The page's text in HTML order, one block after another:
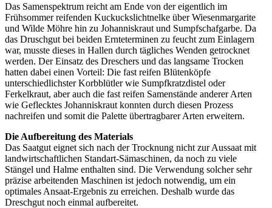
Das Samenspektrum reicht am Ende von der eigentlich im
Frühsommer reifenden Kuckuckslichtnelke über Wiesenmargarite
und Wilde Möhre hin zu Johanniskraut und Sumpfschafgarbe. Da
das Druschgut bei beiden Ernteterminen zu feucht zum Einlagern
war, musste dieses in Hallen durch tägliches Wenden getrocknet
werden. Der Einsatz des Dreschers und das langsame Trocken
hatten dabei einen Vorteil: Die fast reifen Blütenköpfe
unterschiedlichster Korbblütler wie Sumpfkratzdistel oder
Ferkelkraut, aber auch die fast reifen Samenstände anderer Arten
wie Geflecktes Johanniskraut konnten durch diesen Prozess
nachreifen und somit die Palette übertragbarer Arten erweitern.
Die Aufbereitung des Materials
Das Saatgut eignet sich nach der Trocknung nicht zur Aussaat mit
landwirtschaftlichen Standart-Sämaschinen, da noch zu viele
Stängel und Halme enthalten sind. Die Verwendung solcher sehr
präzise arbeitenden Maschinen ist jedoch notwendig, um ein
optimales Ansaat-Ergebnis zu erreichen. Deshalb wurde das
Dreschgut noch einmal aufbereitet.